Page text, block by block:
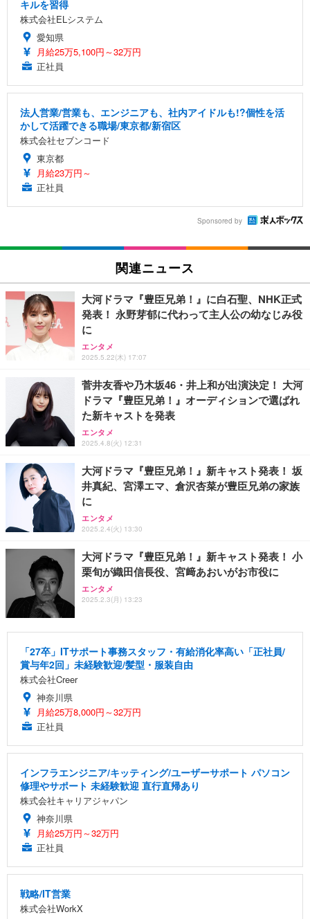
キルを習得
株式会社ELシステム
愛知県
月給25万5,100円～32万円
正社員
法人営業/営業も、エンジニアも、社内アイドルも!?個性を活
かして活躍できる職場/東京都/新宿区
株式会社セブンコード
東京都
月給23万円～
正社員
Sponsored by
関連ニュース
大河ドラマ『豊臣兄弟！』に白石聖、NHK正式
発表！ 永野芽郁に代わって主人公の幼なじみ役
に
エンタメ
2025.5.22(木) 17:07
菅井友香や乃木坂46・井上和が出演決定！ 大河
ドラマ『豊臣兄弟！』オーディションで選ばれ
た新キャストを発表
エンタメ
2025.4.8(火) 12:31
大河ドラマ『豊臣兄弟！』新キャスト発表！ 坂
井真紀、宮澤エマ、倉沢杏菜が豊臣兄弟の家族
に
エンタメ
2025.2.4(火) 13:30
大河ドラマ『豊臣兄弟！』新キャスト発表！ 小
栗旬が織田信長役、宮﨑あおいがお市役に
エンタメ
2025.2.3(月) 13:23
「27卒」ITサポート事務スタッフ・有給消化率高い「正社員/
賞与年2回」未経験歓迎/髪型・服装自由
株式会社Creer
神奈川県
月給25万8,000円～32万円
正社員
インフラエンジニア/キッティング/ユーザーサポート パソコン
修理やサポート 未経験歓迎 直行直帰あり
株式会社キャリアジャパン
神奈川県
月給25万円～32万円
正社員
戦略/IT営業
株式会社WorkX